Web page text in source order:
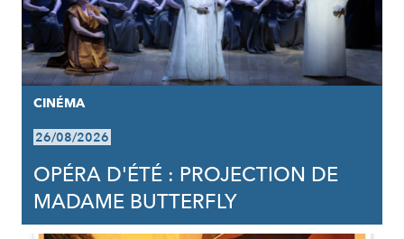
CINÉMA
26/08/2026
OPÉRA D'ÉTÉ : PROJECTION DE
MADAME BUTTERFLY